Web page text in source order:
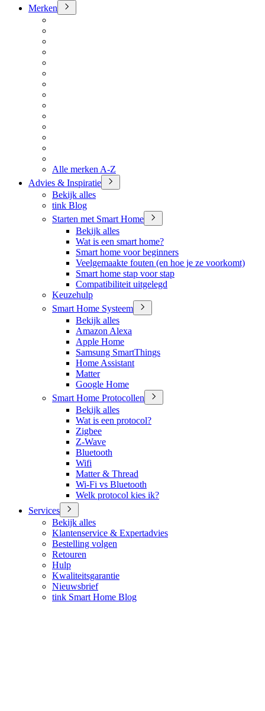
Merken
Alle merken A-Z
Advies & Inspiratie
Bekijk alles
tink Blog
Starten met Smart Home
Bekijk alles
Wat is een smart home?
Smart home voor beginners
Veelgemaakte fouten (en hoe je ze voorkomt)
Smart home stap voor stap
Compatibiliteit uitgelegd
Keuzehulp
Smart Home Systeem
Bekijk alles
Amazon Alexa
Apple Home
Samsung SmartThings
Home Assistant
Matter
Google Home
Smart Home Protocollen
Bekijk alles
Wat is een protocol?
Zigbee
Z-Wave
Bluetooth
Wifi
Matter & Thread
Wi-Fi vs Bluetooth
Welk protocol kies ik?
Services
Bekijk alles
Klantenservice & Expertadvies
Bestelling volgen
Retouren
Hulp
Kwaliteitsgarantie
Nieuwsbrief
tink Smart Home Blog